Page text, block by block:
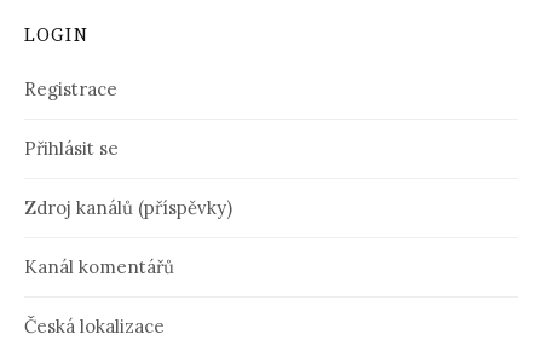
LOGIN
Registrace
Přihlásit se
Zdroj kanálů (příspěvky)
Kanál komentářů
Česká lokalizace